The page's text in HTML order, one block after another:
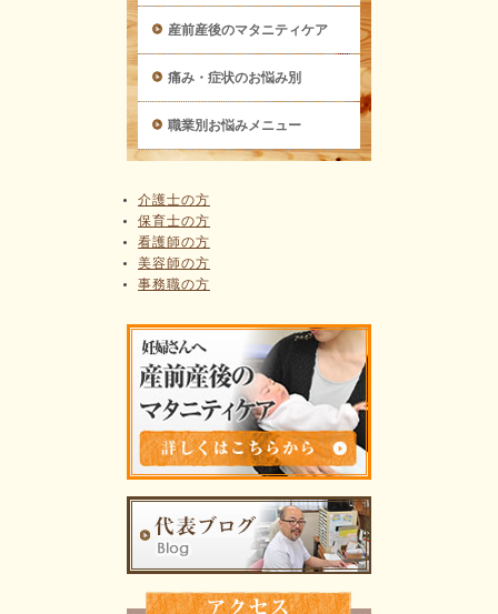
産前産後のマタニティケア
痛み・症状のお悩み別
職業別お悩みメニュー
介護士の方
保育士の方
看護師の方
美容師の方
事務職の方